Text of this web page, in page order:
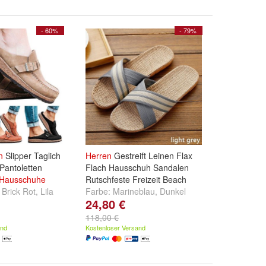
- 60%
Slipper Taglich
Brick Rot, Lila
- 79%
Herren Gestreift Leinen Flax
Flach Hausschuh Sandalen
Rutschfeste Freizeit Beach
Farbe: Marineblau, Dunkel
Kaffee,Grau
24,80 €
118,00 €
Kostenloser Versand